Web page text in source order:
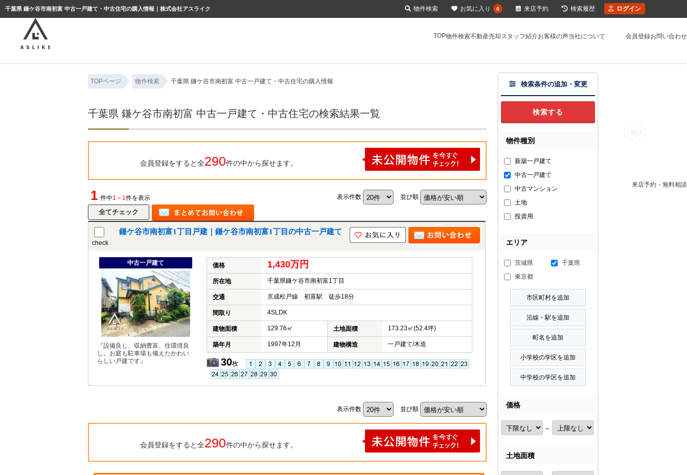
千葉県 鎌ケ谷市南初富 中古一戸建て・中古住宅の購入情報｜株式会社アスライク
TOP物件検索不動産売却スタッフ紹介お客様の声当社について 会員登録お問い合わせ
来店予約・無料相談
TOPページ 物件検索 千葉県 鎌ケ谷市南初富 中古一戸建て・中古住宅の購入情報
千葉県 鎌ケ谷市南初富 中古一戸建て・中古住宅の検索結果一覧
会員登録をすると全290件の中から探せます。
1 件中1～1件を表示 表示件数 並び順
check
鎌ケ谷市南初富1丁目戸建｜鎌ケ谷市南初富1丁目の中古一戸建て
中古一戸建て
『設備良し、収納豊富、住環境良
し。お庭も駐車場も備えたかわい
らしい戸建です』
価格 1,430万円
所在地 千葉県鎌ケ谷市南初富1丁目
交通 京成松戸線 初富駅 徒歩18分
間取り 4SLDK
建物面積 129.76㎡ 土地面積 173.23㎡(52.4坪)
築年月 1997年12月 建物構造 一戸建て/木造
30枚
表示件数 並び順
会員登録をすると全290件の中から探せます。
検索条件の追加・変更
物件種別
新築一戸建て
中古一戸建て
中古マンション
土地
投資用
エリア
茨城県
千葉県
東京都
価格
～
土地面積
物件検索 お気に入り 0 来店予約 検索履歴 ログイン
ようこそゲスト様